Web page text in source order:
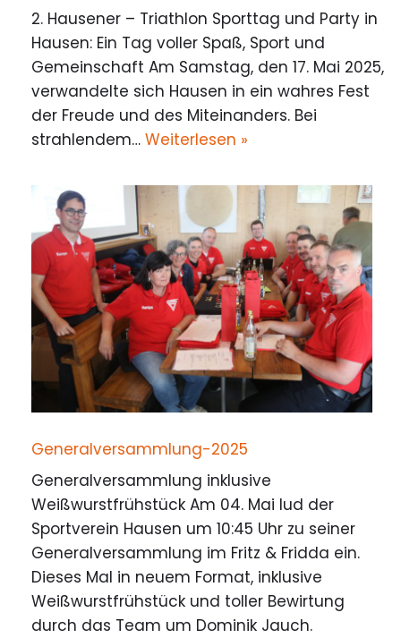
2. Hausener – Triathlon Sporttag und Party in
Hausen: Ein Tag voller Spaß, Sport und
Gemeinschaft Am Samstag, den 17. Mai 2025,
verwandelte sich Hausen in ein wahres Fest
der Freude und des Miteinanders. Bei
strahlendem… Weiterlesen »
Generalversammlung-2025
Generalversammlung inklusive
Weißwurstfrühstück Am 04. Mai lud der
Sportverein Hausen um 10:45 Uhr zu seiner
Generalversammlung im Fritz & Fridda ein.
Dieses Mal in neuem Format, inklusive
Weißwurstfrühstück und toller Bewirtung
durch das Team um Dominik Jauch.